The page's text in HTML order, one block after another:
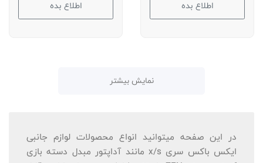
اطلاع بده
اطلاع بده
نمایش بیشتر
در این صفحه میتوانید انواع محصولات لوازم جانبی
ایکس باکس سری x/s مانند آداپتور مبدل دسته بازی